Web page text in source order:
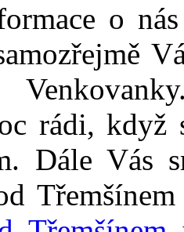
o
rádi, když
Dále Vás